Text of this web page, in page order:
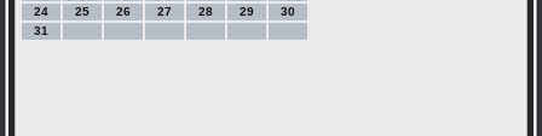
24
25 26 27 28 29
30
31